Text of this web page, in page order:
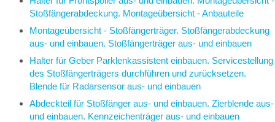
Stoßfängerabdeckung. Montageübersicht - Anbauteile
Montageübersicht - Stoßfängerträger. Stoßfängerabdeckung
aus- und einbauen. Stoßfängerträger aus- und einbauen
Halter für Geber Parklenkassistent einbauen. Servicestellung
des Stoßfängerträgers durchführen und zurücksetzen.
Blende für Radarsensor aus- und einbauen
Abdeckteil für Stoßfänger aus- und einbauen. Zierblende aus-
und einbauen. Kennzeichenträger aus- und einbauen